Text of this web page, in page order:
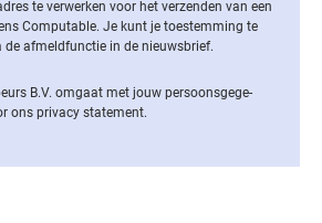
te verwerken voor het verzenden van een
Computable. Je kunt je toestemming te
de af­meld­func­tie in de nieuwsbrief.
B.V. omgaat met jouw per­soons­ge­ge­
ons privacy statement.